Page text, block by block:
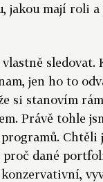
jakou mají roli a
sledovat.
jen ho to
si stanovím
Právě tohle
Chtěli
dané